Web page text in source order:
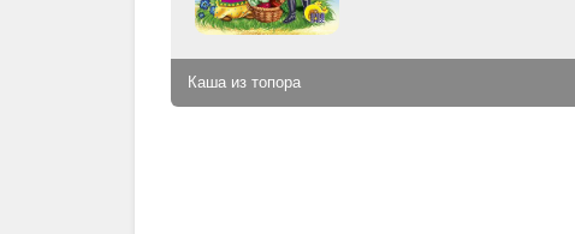
Каша из топора